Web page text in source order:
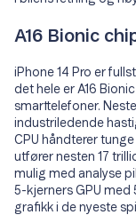
A16 Bionic
iPhone 14 Pro er
det hele er A16
smarttelefoner.
industriledende
CPU håndterer
utfører nesten 17
mulig med analyse
5-kjerners GPU
grafikk i de nyeste